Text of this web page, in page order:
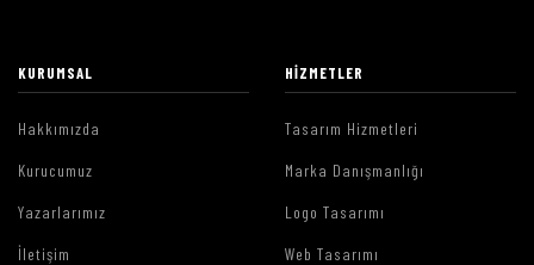
KURUMSAL
Hakkımızda
Kurucumuz
Yazarlarımız
İletişim
HIZMETLER
Tasarım Hizmetleri
Marka Danışmanlığı
Logo Tasarımı
Web Tasarımı